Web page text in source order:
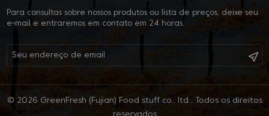
Para consultas sobre nossos produtos ou lista de preços, deixe seu
e-mail e entraremos em contato em 24 horas.
© 2026 GreenFresh (Fujian) Food stuff co., ltd . Todos os direitos